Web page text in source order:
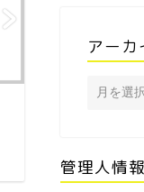
『ウマ娘攻略
アーカ
管理人情報